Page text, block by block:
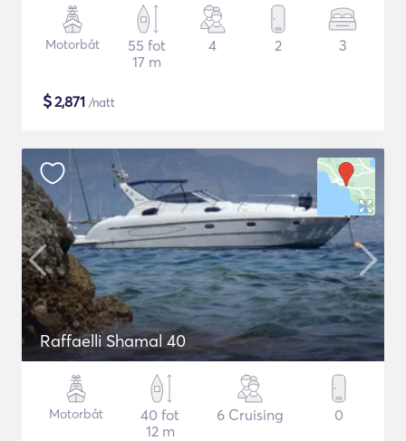
Motorbåt
55 fot
17 m
4 2 3
$2,871 /natt
Raffaelli Shamal 40
Motorbåt
40 fot
12 m
6 Cruising 0